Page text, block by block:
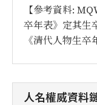
【參考資料:
卒年表》定其生
《清代人物生卒
人名權威資料